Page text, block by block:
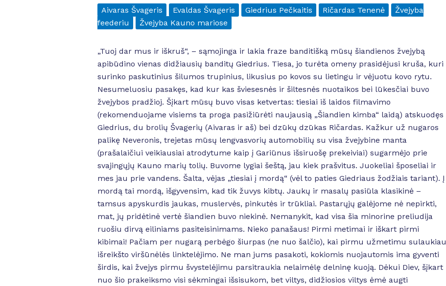
Aivaras Švageris Evaldas Švageris Giedrius Pečkaitis Ričardas Tenenė
Žvejyba
feederiu
Žvejyba Kauno mariose
„Tuoj dar mus ir iškruš“, – sąmojinga ir lakia fraze banditišką mūsų šiandienos žvejybą
apibūdino vienas didžiausių banditų Giedrius. Tiesa, jo turėta omeny prasidėjusi kruša, kuri
surinko paskutinius šilumos trupinius, likusius po kovos su lietingu ir vėjuotu kovo rytu.
Nesumeluosiu pasakęs, kad kur kas šviesesnės ir šiltesnės nuotaikos bei lūkesčiai buvo
žvejybos pradžioj. Šįkart mūsų buvo visas ketvertas: tiesiai iš laidos filmavimo
(rekomenduojame visiems ta proga pasižiūrėti naujausią „Šiandien kimba“ laidą) atskuodęs
Giedrius, du brolių Švagerių (Aivaras ir aš) bei dzūkų dzūkas Ričardas. Kažkur už nugaros
palikę Neveronis, trejetas mūsų lengvasvorių automobilių su visa žvejybine manta
(prašalaičiui veikiausiai atrodytume kaip į Gariūnus išsiruošę prekeiviai) sugarmėjo prie
svajingųjų Kauno marių tolių. Buvome lygiai šeštą, jau kiek prašvitus. Juokeliai šposeliai ir
mes jau prie vandens. Šalta, vėjas „tiesiai į mordą“ (vėl to paties Giedriaus žodžiais tariant). Į
mordą tai mordą, išgyvensim, kad tik žuvys kibtų. Jaukų ir masalų pasiūla klasikinė –
tamsus apyskurdis jaukas, muslervės, pinkutės ir trūkliai. Pastarųjų galėjome nė nepirkti,
mat, jų pridėtinė vertė šiandien buvo niekinė. Nemanykit, kad visa šia minorine preliudija
ruošiu dirvą eiliniams pasiteisinimams. Nieko panašaus! Pirmi metimai ir iškart pirmi
kibimai! Pačiam per nugarą perbėgo šiurpas (ne nuo šalčio), kai pirmu užmetimu sulaukiau
išreikšto viršūnėlės linktelėjimo. Ne man jums pasakoti, kokiomis nuojautomis ima gyventi
širdis, kai žvejys pirmu švystelėjimu parsitraukia nelaimėlę delninę kuoją. Dėkui Diev, šįkart
nuo šio prakeiksmo visi sėkmingai išsisukom, bet viltys, didžiosios viltys ėmė augti